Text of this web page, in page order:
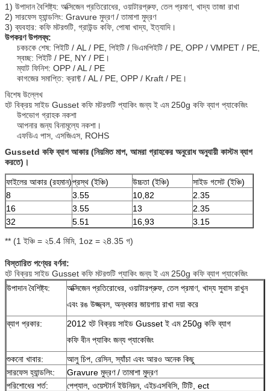
1) উপাদান বৈশিষ্ট্য: অক্সিজেন প্রতিরোধের, ওয়াটারপ্রুফ, তেল প্রমাণ, খাদ্য তাজা রাখা
2) সারফেস হ্যান্ডলিং: Gravure মুদ্রণ / তামাশা মুদ্রণ
3) ব্যবহার: কফি মটরশুটি, গ্রাউন্ড কফি, পোষা খাদ্য, ইত্যাদি।
উপকরণ উপলব্ধ:
চকচকে শেষ: পিইটি / AL / PE, পিইটি / ভিএমপিইটি / PE, OPP / VMPET / PE,
স্বচ্ছ: পিইটি / PE, NY / PE।
ম্যাট ফিনিশ: OPP / AL / PE
কাগজের সমাপ্তি: ক্রাফ্ট / AL / PE, OPP / Kraft / PE।
বিশেষ উল্লেখ
হট বিক্রয় সাইড Gusset কফি মটরশুটি প্যাকিং জন্য ই এম 250g কফি ব্যাগ প্যাকেজিং
উপভোগ গ্রাহক নকশা
আপনার জন্য বিনামূল্যে নকশা।
এফডিএ পাস, এসজিএস, ROHS
Gussetd কফি ব্যাগ আকার (নিয়মিত মাপ, আমরা গ্রাহকের অনুরোধ অনুযায়ী কাস্টম ব্যাগ
করতে)।
ফাইলের আকার (রহমান)প্রস্থ (ইঞ্চি) উচ্চতা (ইঞ্চি)
সাইড গসেট (ইঞ্চি)
8
3.55 10,82
2.35
16
3.55 13
2.35
32
5.51 16,93
3.15
** (1 ইঞ্চি = ২5.4 মিমি, 1oz = ২8.35 গ)
বিস্তারিত পণ্যের বর্ণনা:
হট বিক্রয় সাইড Gusset কফি মটরশুটি প্যাকিং জন্য ই এম 250g কফি ব্যাগ প্যাকেজিং
উপাদান বৈশিষ্ট্য:
অক্সিজেন প্রতিরোধের, ওয়াটারপ্রুফ, তেল প্রমাণ, খাদ্য সুবাস রাখুন
এবং রঙ উজ্জ্বল, অন্ধকার জায়গায় রাখা দয়া করে
ব্যাগ প্রকার:
2012 হট বিক্রয় সাইড Gusset ই এম 250g কফি ব্যাগ
কফি বীন প্যাকিং জন্য প্যাকেজিং
শুকনো খাবার:
আলু চিপ, রেসিন, স্যাঁচা এবং আরও অনেক কিছু
সারফেস হ্যান্ডলিং:
Gravure মুদ্রণ / তামাশা মুদ্রণ
পরিশোধের শর্ত:
পেপ্যাল, ওয়েস্টার্ন ইউনিয়ন, এইচএসবিসি, টিটি, ect